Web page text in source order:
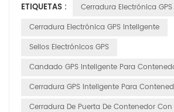
tradicionales de seguimiento de flotas ya
para proteger activos de alto valor. Los
ETIQUETAS :
Cerradura Electrónica GPS
Cerradura Electrónica GPS Inteligente
Sellos Electrónicos GPS
Candado GPS Inteligente Para
Cerradura GPS Inteligente Para
Cerradura De Puerta De Contenedor